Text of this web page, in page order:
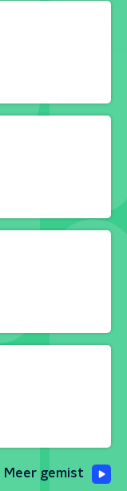
Meer gemist